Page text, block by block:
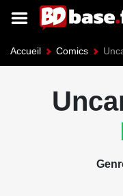
Accueil Comics